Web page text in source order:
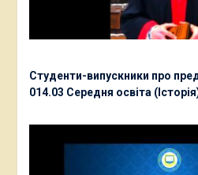
Студенти-випускники про
014.03 Середня освіта